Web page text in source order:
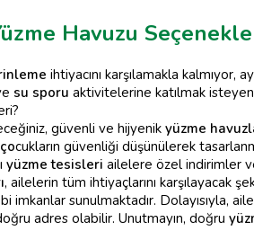
Havuzu
ihtiyacını karşılamakla kalmıyor,
su sporu aktivitelerine katılmak
güvenli ve hijyenik yüzme
çocukların güvenliği düşünülerek
yüzme tesisleri ailelere özel indirimler
, ailelerin tüm ihtiyaçlarını karşılayacak
imkanlar sunulmaktadır. Dolayısıyla,
adres olabilir. Unutmayın, doğru